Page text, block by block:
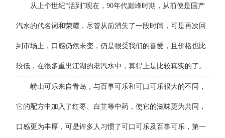
从上个世纪“活到”现在，90年代巅峰时期，从前便是国产
汽水的代名词和荣耀，尽管从前消失了一段时间，可是再次回
到市场上，口感仍然未变，仍是很受我们的喜爱，且价格也比
较低，在很多重出江湖的老汽水中，算得上是比较真实的了。
崂山可乐来自青岛，与百事可乐和可口可乐很大的不同，
它的配方中加入了红枣、白芷等中药，使它的滋味更为共同，
口感更为丰厚，可是许多人习惯了可口可乐及百事可乐，第一